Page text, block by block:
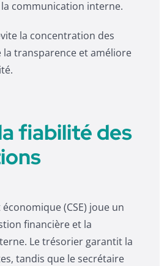
communication interne.
la concentration des
transparence et améliore
fiabilité des
(CSE) joue un
financière et la
Le trésorier garantit la
tandis que le secrétaire